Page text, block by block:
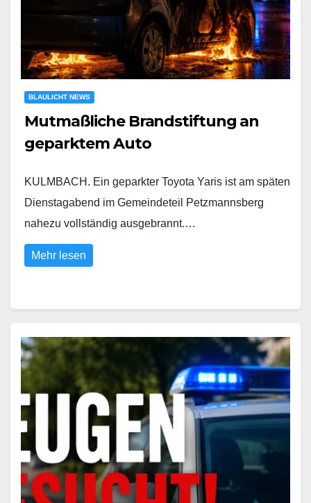
BLAULICHT NEWS
Mutmaßliche Brandstiftung an
geparktem Auto
KULMBACH. Ein geparkter Toyota Yaris ist am späten
Dienstagabend im Gemeindeteil Petzmannsberg
nahezu vollständig ausgebrannt.…
Mehr lesen